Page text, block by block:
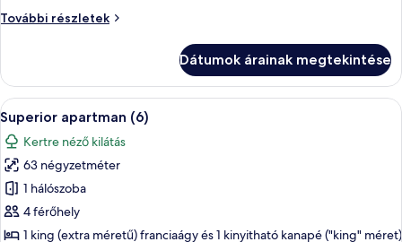
További részletek
Superior
részletei
Dátumok árainak megtekintése
A
következő
szoba
összes
képének
megtekintése:
Superior
Egy modern nappali, étkezővel,
8
Superior apartman (6)
Kertre néző kilátás
63 négyzetméter
1 hálószoba
4 férőhely
1 king (extra méretű) franciaágy és 1 kinyitható kanapé ("king" méret)